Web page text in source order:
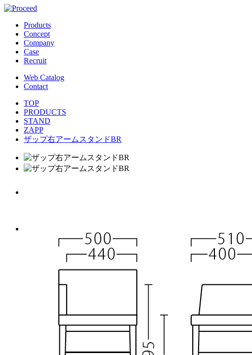
Products
Concept
Company
Case
Recruit
Web Catalog
Contact
TOP
PRODUCTS
STAND
ZAPP
ザップ右アームスタンドBR